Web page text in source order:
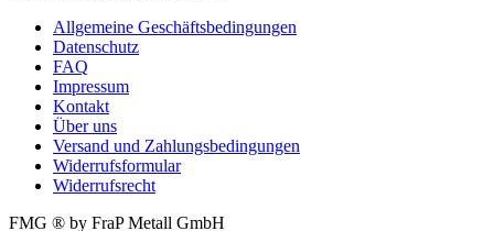
Allgemeine Geschäftsbedingungen
Datenschutz
FAQ
Impressum
Kontakt
Über uns
Versand und Zahlungsbedingungen
Widerrufsformular
Widerrufsrecht
FMG ® by FraP Metall GmbH